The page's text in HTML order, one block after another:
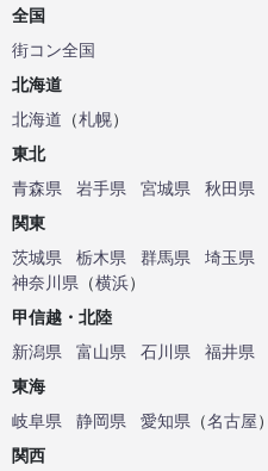
全国
街コン全国
北海道
北海道 （札幌）
東北
青森県
岩手県 宮城県 秋田県
関東
茨城県
栃木県 群馬県 埼玉県
神奈川県 （横浜）
甲信越・北陸
新潟県
富山県 石川県 福井県
東海
岐阜県
静岡県 愛知県 （名古屋）
関西